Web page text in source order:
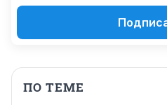
ПО ТЕМЕ